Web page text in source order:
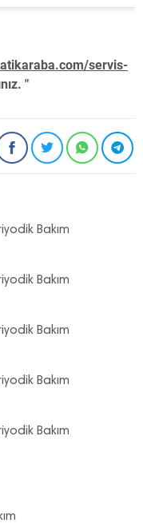
servis-
"
Bakım
Bakım
Bakım
Bakım
Bakım